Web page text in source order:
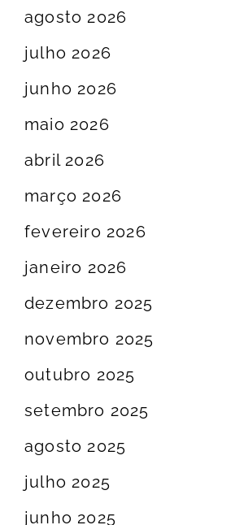
agosto 2026
julho 2026
junho 2026
maio 2026
abril 2026
março 2026
fevereiro 2026
janeiro 2026
dezembro 2025
novembro 2025
outubro 2025
setembro 2025
agosto 2025
julho 2025
junho 2025